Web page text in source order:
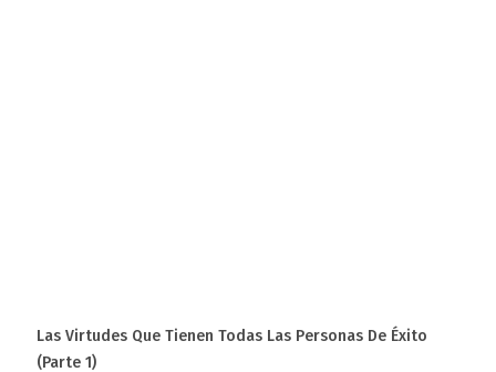
Las Virtudes Que Tienen Todas Las Personas De Éxito
(parte 1)